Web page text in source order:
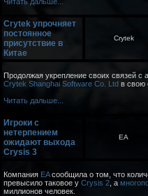
Crytek упрочняет
постоянное
присутствие в
Китае
Crytek
Продолжая укрепление своих связей с
Crytek Shanghai Software Co. Ltd в свою
Читать дальше...
Игроки с
нетерпением
ожидают выхода
Crysis 3
EA
Компания EAсообщила о том, что
превысило таковое у Crysis 2 , а
миллионов человек.